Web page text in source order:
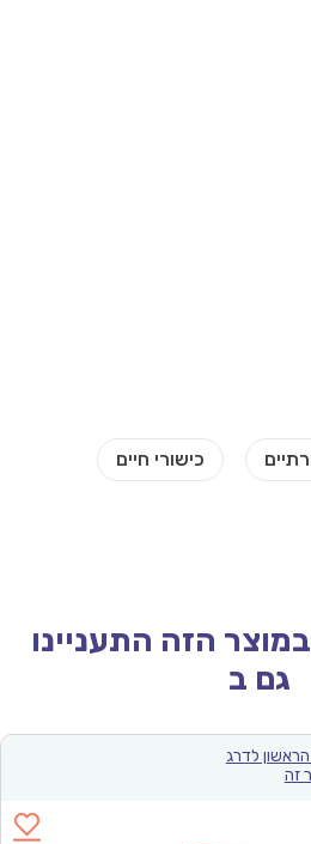
הזה התעניינו
גם ב
לדרג
זה